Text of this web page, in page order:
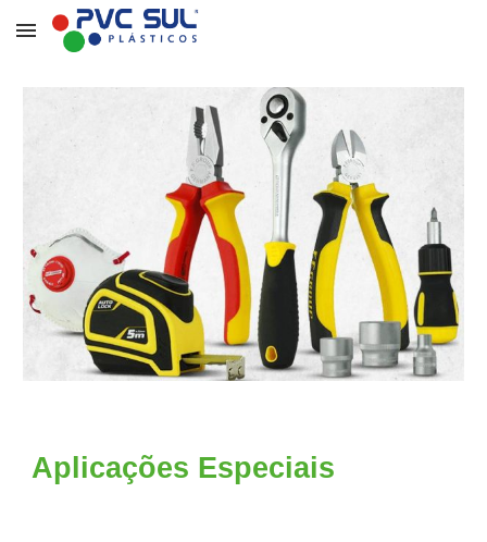
Skip to main content
Aplicações Especiais